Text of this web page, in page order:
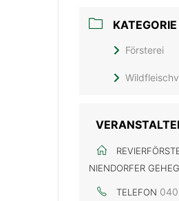
KATEGORIE
Försterei
NIENDORFER
TELEFON